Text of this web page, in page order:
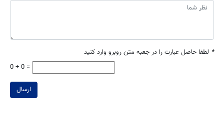
* لطفا حاصل عبارت را در جعبه متن روبرو وارد کنید
0 + 0 =
ارسال